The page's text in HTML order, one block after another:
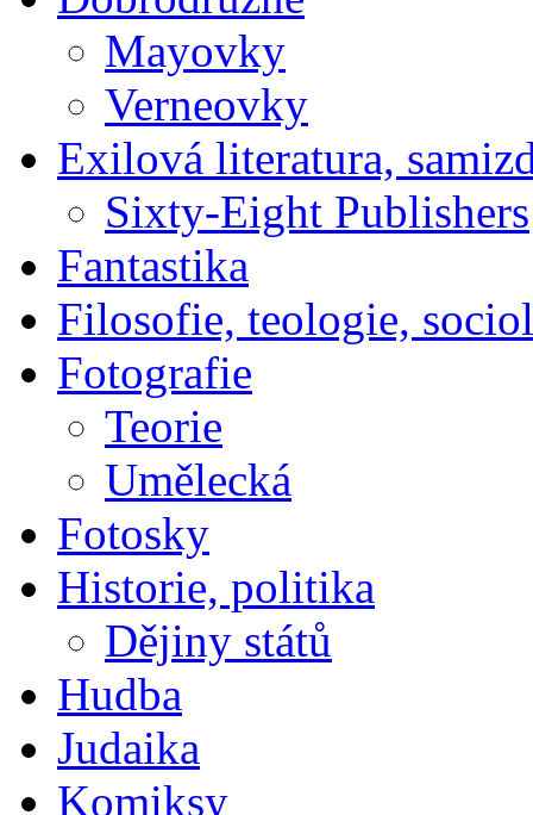
Mayovky
Verneovky
Exilová literatura,
Sixty-Eight Publishers
Fantastika
Filosofie, teologie,
Fotografie
Teorie
Umělecká
Fotosky
Historie, politika
Dějiny států
Hudba
Judaika
Komiksy